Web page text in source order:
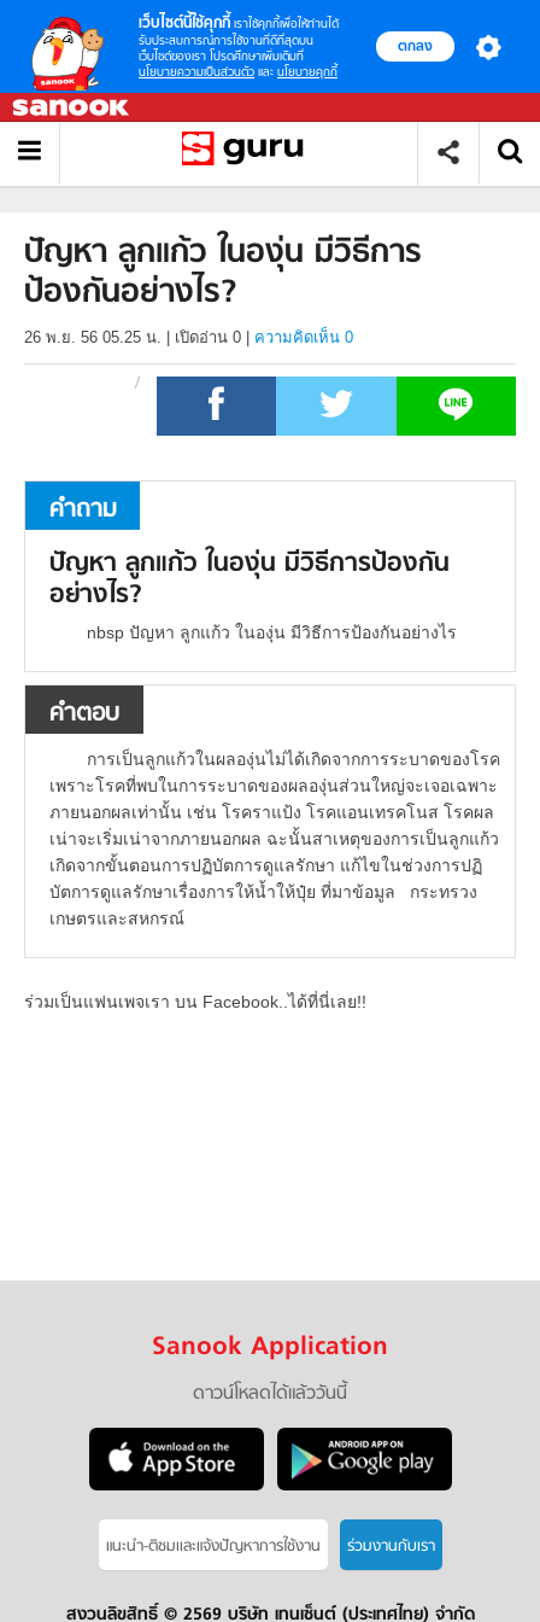
เว็บไซต์นี้ใช้คุกกี้ เราใช้คุกกี้เพื่อให้ท่านได้
รับประสบการณ์การใช้งานที่ดีที่สุดบน
เว็บไซต์ของเรา โปรดศึกษาเพิ่มเติมที่
นโยบายความเป็นส่วนตัว และ นโยบายคุกกี้
ตกลง
ปัญหา ลูกแก้ว ในองุ่น มีวิธีการ
ป้องกันอย่างไร?
26 พ.ย. 56 05.25 น. เปิดอ่าน 0 ความคิดเห็น 0
คำถาม
ปัญหา ลูกแก้ว ในองุ่น มีวิธีการป้องกัน
อย่างไร?
nbsp ปัญหา ลูกแก้ว ในองุ่น มีวิธีการป้องกันอย่างไร
คำตอบ
การเป็นลูกแก้วในผลองุ่นไม่ได้เกิดจากการระบาดของโรค
เพราะโรคที่พบในการระบาดของผลองุ่นส่วนใหญ่จะเจอเฉพาะ
ภายนอกผลเท่านั้น เช่น โรคราแป้ง โรคแอนเทรคโนส โรคผล
เน่าจะเริ่มเน่าจากภายนอกผล ฉะนั้นสาเหตุของการเป็นลูกแก้ว
เกิดจากขั้นตอนการปฏิบัตการดูแลรักษา แก้ไขในช่วงการปฏิ
บัตการดูแลรักษาเรื่องการให้น้ำให้ปุ๋ย ที่มาข้อมูล กระทรวง
เกษตรและสหกรณ์
ร่วมเป็นแฟนเพจเรา บน Facebook..ได้ที่นี่เลย!!
Sanook Application
ดาวน์โหลดได้แล้ววันนี้
แนะนำ-ติชมเเละแจ้งปัญหาการใช้งาน ร่วมงานกับเรา
สงวนลิขสิทธิ์ © 2569 บริษัท เทนเซ็นต์ (ประเทศไทย) จำกัด